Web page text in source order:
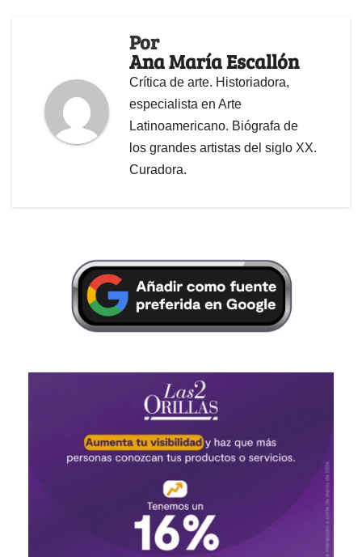
Por
Ana María Escallón
Crítica de arte. Historiadora,
especialista en Arte
Latinoamericano. Biógrafa de
los grandes artistas del siglo XX.
Curadora.